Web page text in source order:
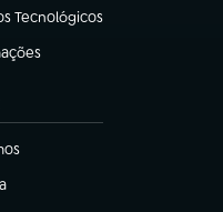
Tecnológicos
aba)
aba)
aba)